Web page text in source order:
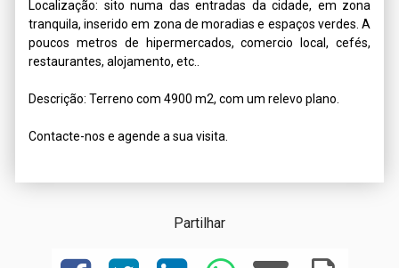
Partilhar
Localização: sito numa das entradas da cidade, em zona
tranquila, inserido em zona de moradias e espaços verdes. A
poucos metros de hipermercados, comercio local, cefés,
restaurantes, alojamento, etc..
Descrição: Terreno com 4900 m2, com um relevo plano.
Contacte-nos e agende a sua visita.